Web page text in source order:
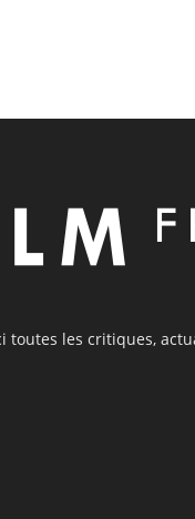
toutes les critiques,